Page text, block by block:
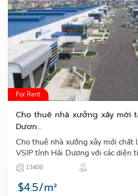
For Rent
Cho thuê nhà xưởng xây mới
Dươn...
Cho thuê nhà xưởng xây mới chất
VSIP tỉnh Hải Dương với các diện
1700 m2, 2100 m2 có văn phòng
103 m2 đến 190 m…
13400
$4.5/m²